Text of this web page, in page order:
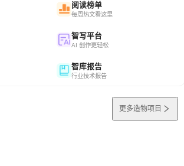
阅读榜单
每周热文看这里
智写平台
AI 创作更轻松
智库报告
行业技术报告
更多造物项目